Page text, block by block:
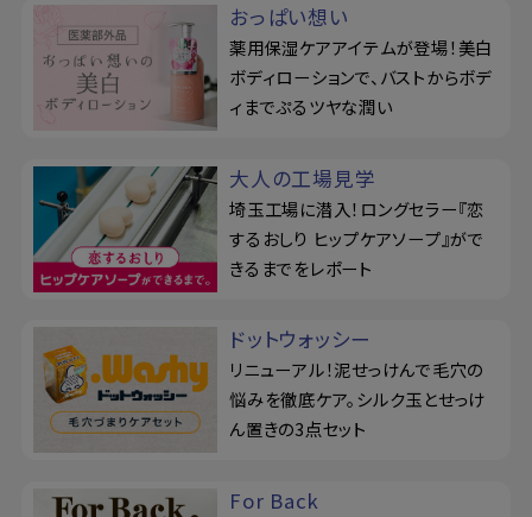
おっぱい想い
薬用保湿ケアアイテムが登場！美白
ボディローションで、バストからボデ
ィまでぷるツヤな潤い
大人の工場見学
埼玉工場に潜入！ロングセラー『恋
するおしり ヒップケアソープ』がで
きるまでをレポート
ドットウォッシー
リニューアル！泥せっけんで毛穴の
悩みを徹底ケア。シルク玉とせっけ
ん置きの3点セット
For Back